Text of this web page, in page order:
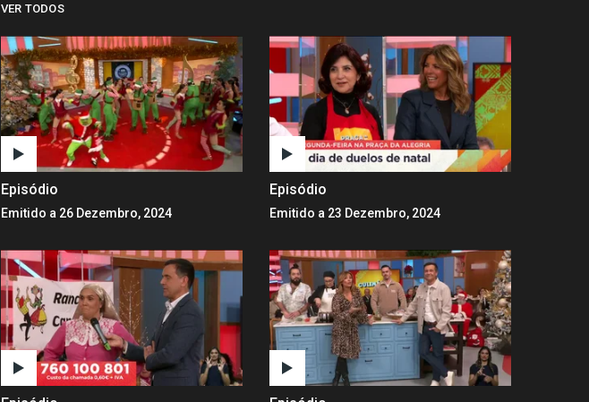
VER TODOS
Episódio
Emitido a 26 Dezembro, 2024
Episódio
Emitido a 23 Dezembro, 2024